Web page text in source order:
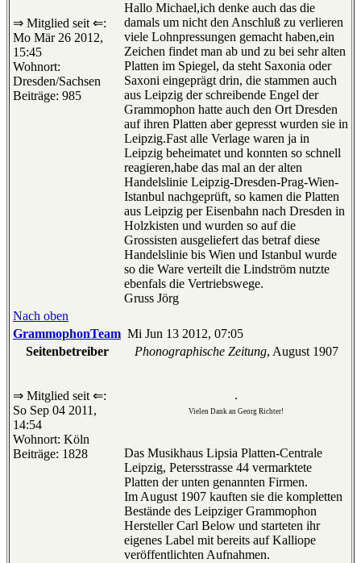
⇒ Mitglied seit ⇐:
Mo Mär 26 2012,
15:45
Wohnort:
Dresden/Sachsen
Beiträge: 985
Hallo Michael,ich denke auch das die
damals um nicht den Anschluß zu verlieren
viele Lohnpressungen gemacht haben,ein
Zeichen findet man ab und zu bei sehr alten
Platten im Spiegel, da steht Saxonia oder
Saxoni eingeprägt drin, die stammen auch
aus Leipzig der schreibende Engel der
Grammophon hatte auch den Ort Dresden
auf ihren Platten aber gepresst wurden sie in
Leipzig.Fast alle Verlage waren ja in
Leipzig beheimatet und konnten so schnell
reagieren,habe das mal an der alten
Handelslinie Leipzig-Dresden-Prag-Wien-
Istanbul nachgeprüft, so kamen die Platten
aus Leipzig per Eisenbahn nach Dresden in
Holzkisten und wurden so auf die
Grossisten ausgeliefert das betraf diese
Handelslinie bis Wien und Istanbul wurde
so die Ware verteilt die Lindström nutzte
ebenfals die Vertriebswege.
Gruss Jörg
Nach oben
GrammophonTeam Mi Jun 13 2012, 07:05
Seitenbetreiber
⇒ Mitglied seit ⇐:
So Sep 04 2011,
14:54
Wohnort: Köln
Beiträge: 1828
Phonographische Zeitung, August 1907
.
Vielen Dank an Georg Richter!
Das Musikhaus Lipsia Platten-Centrale
Leipzig, Petersstrasse 44 vermarktete
Platten der unten genannten Firmen.
Im August 1907 kauften sie die kompletten
Bestände des Leipziger Grammophon
Hersteller Carl Below und starteten ihr
eigenes Label mit bereits auf Kalliope
veröffentlichten Aufnahmen.